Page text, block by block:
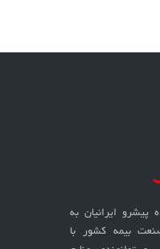
ایرانیان به
بیمه کشور با